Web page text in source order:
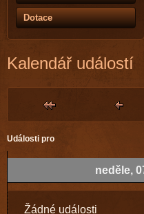
Dotace
Kalendář událostí
Události pro
neděle,
Žádné události